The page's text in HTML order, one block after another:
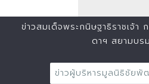
ข่าวสมเด็จพระกนิษฐาธิราชเจ้า
ดาฯ สยามบร
ข่าวผู้บริหารมูลนิธิชัยพั